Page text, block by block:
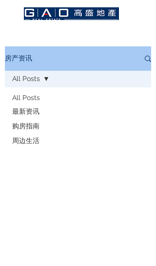
房产资讯
All Posts
最新资讯
购房指南
周边生活
All Posts